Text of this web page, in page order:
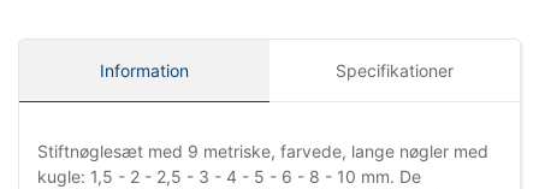
Information Specifikationer
Stiftnøglesæt med 9 metriske, farvede, lange nøgler med
kugle: 1,5 - 2 - 2,5 - 3 - 4 - 5 - 6 - 8 - 10 mm. De